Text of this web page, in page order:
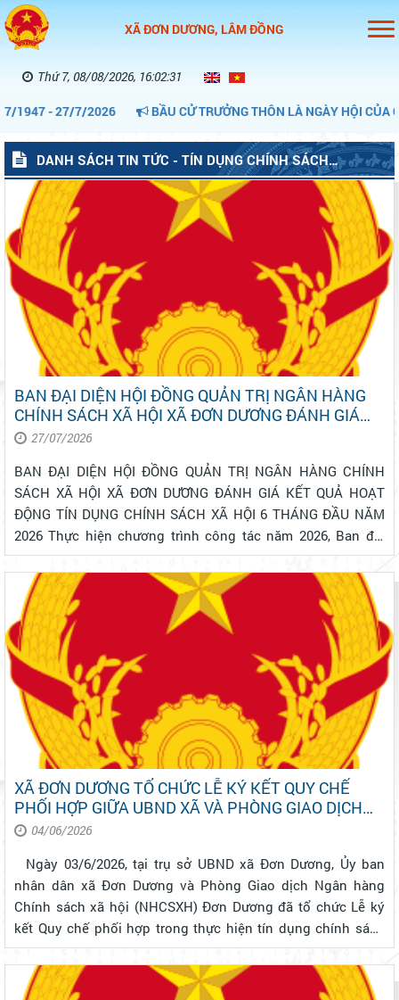
XÃ ĐƠN DƯƠNG, LÂM ĐỒNG
Thứ 7, 08/08/2026, 16:02:32
- 27/7/2026 BẦU CỬ TRƯỞNG THÔN LÀ NGÀY HỘI CỦA CỘNG
(DONDUONG)
BAN ĐẠI DIỆN HỘI ĐỒNG QUẢN TRỊ NGÂN HÀNG
CHÍNH SÁCH XÃ HỘI XÃ ĐƠN DƯƠNG ĐÁNH GIÁ
KẾT QUẢ HOẠT ĐỘNG TÍN DỤNG CHÍNH SÁCH XÃ
27/07/2026
BAN ĐẠI DIỆN HỘI ĐỒNG QUẢN TRỊ NGÂN HÀNG CHÍNH
SÁCH XÃ HỘI XÃ ĐƠN DƯƠNG ĐÁNH GIÁ KẾT QUẢ HOẠT
ĐỘNG TÍN DỤNG CHÍNH SÁCH XÃ HỘI 6 THÁNG ĐẦU NĂM
2026 Thực hiện chương trình công tác năm 2026, Ban đại
diện Hội đồng quản trị (HĐQT) Ngân hàng Chính sách xã
hội (NHCSXH) xã Đơn Dương đã tổ chức đánh giá kế...
XÃ ĐƠN DƯƠNG TỔ CHỨC LỄ KÝ KẾT QUY CHẾ
PHỐI HỢP GIỮA UBND XÃ VÀ PHÒNG GIAO DỊCH
NGÂN HÀNG CHÍNH SÁCH XÃ HỘI ĐƠN DƯƠNG
04/06/2026
nhân dân xã Đơn Dương và Phòng Giao dịch Ngân hàng
Chính sách xã hội (NHCSXH) Đơn Dương đã tổ chức Lễ ký
kết Quy chế phối hợp trong thực hiện tín dụng chính sách
xã hội trên địa bàn. Tham dự buổi lễ có đồng chí Trần Hùng
Dũng - Chủ tịch UBND x...